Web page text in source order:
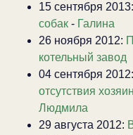
15 сентября 2013:
собак - Галина
26 ноября 2012:
котельный завод
04 сентября 2012:
отсутствия
Людмила
29 августа 2012: